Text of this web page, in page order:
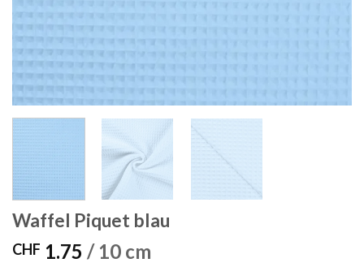
Waffel Piquet blau
CHF 1.75 / 10 cm